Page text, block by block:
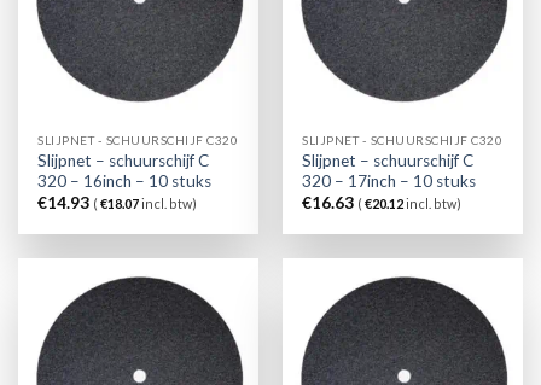
SLIJPNET - SCHUURSCHIJF C320
Slijpnet – schuurschijf C
320 – 16inch – 10 stuks
€14.93 (€18.07incl. btw)
SLIJPNET - SCHUURSCHIJF C320
Slijpnet – schuurschijf C
320 – 17inch – 10 stuks
€16.63 (€20.12incl. btw)